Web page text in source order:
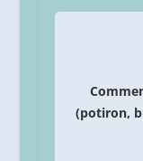
(potiron,